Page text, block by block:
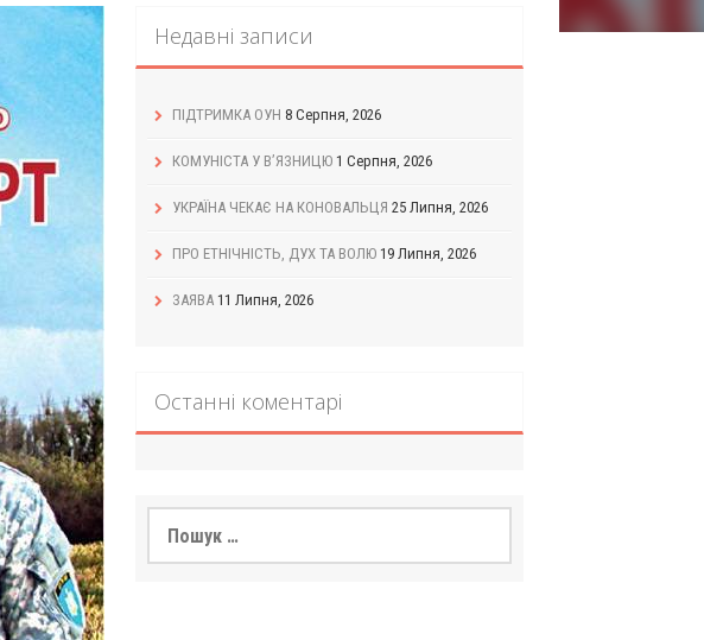
Недавні записи
ПІДТРИМКА ОУН 8 Серпня, 2026
КОМУНІСТА У В’ЯЗНИЦЮ 1 Серпня, 2026
УКРАЇНА ЧЕКАЄ НА КОНОВАЛЬЦЯ 25 Липня, 2026
ПРО ЕТНІЧНІСТЬ, ДУХ ТА ВОЛЮ 19 Липня, 2026
ЗАЯВА 11 Липня, 2026
Останні коментарі